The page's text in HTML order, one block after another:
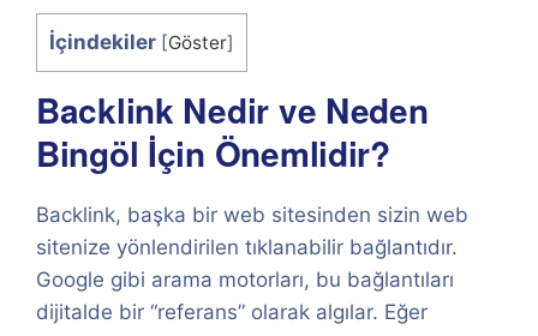
İçindekiler [Göster]
Backlink Nedir ve Neden
Bingöl İçin Önemlidir?
Backlink, başka bir web sitesinden sizin web
sitenize yönlendirilen tıklanabilir bağlantıdır.
Google gibi arama motorları, bu bağlantıları
dijitalde bir “referans” olarak algılar. Eğer